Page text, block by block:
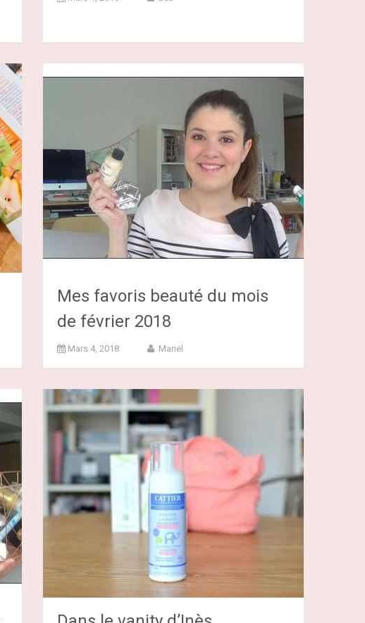
Mes favoris beauté du mois
de février 2018
Mars 4, 2018 Mariel